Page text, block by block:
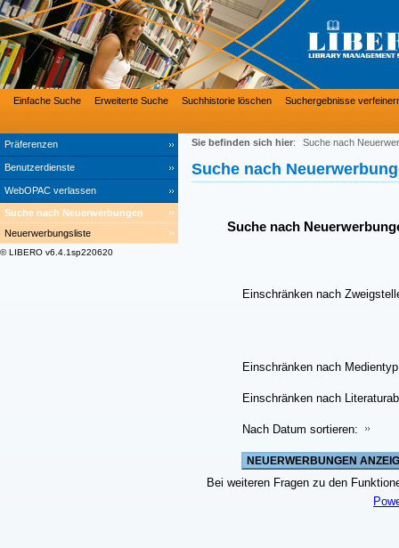
Präferenzen
Benutzerdienste
WebOPAC verlassen
Einfache Suche Erweiterte Suche Suchhistorie löschen Suchergebnisse
Suche nach Neuerwerbungen
Neuerwerbungsliste
© LIBERO v6.4.1sp220620
Sie befinden sich hier: Suche nach
Suche nach
Suche nach
Einschränken nach
Einschränken nach
Einschränken nach
Nach Datum sortieren:
Bei weiteren Fragen zu den